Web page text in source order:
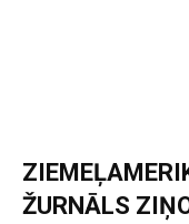
ŽURNĀLS